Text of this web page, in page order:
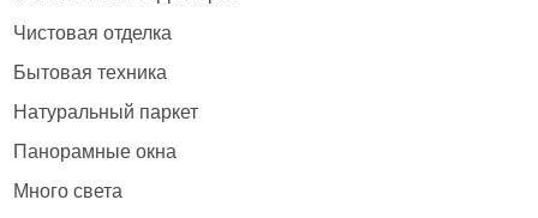
Чистовая отделка
Бытовая техника
Натуральный паркет
Панорамные окна
Много света